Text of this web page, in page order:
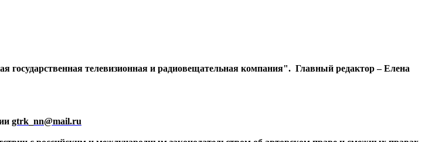
государственная телевизионная и радиовещательная компания". Главный редактор – Елена
gtrk_nn@mail.ru